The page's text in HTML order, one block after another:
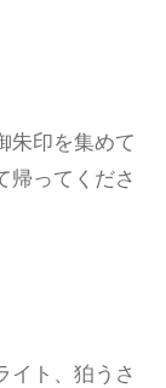
朱印を集めて
帰ってくださ
イト、狛うさ